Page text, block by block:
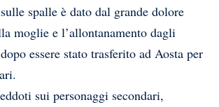
spalle è dato dal grande dolore
moglie e l’allontanamento dagli
essere stato trasferito ad Aosta per
sui personaggi secondari,